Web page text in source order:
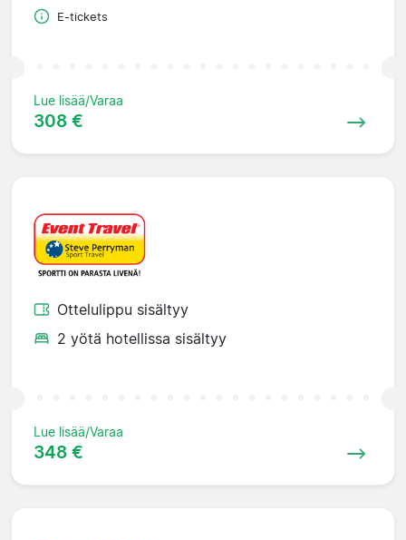
E-tickets
Lue lisää/Varaa
308 €
Ottelulippu sisältyy
2 yötä hotellissa sisältyy
Lue lisää/Varaa
348 €